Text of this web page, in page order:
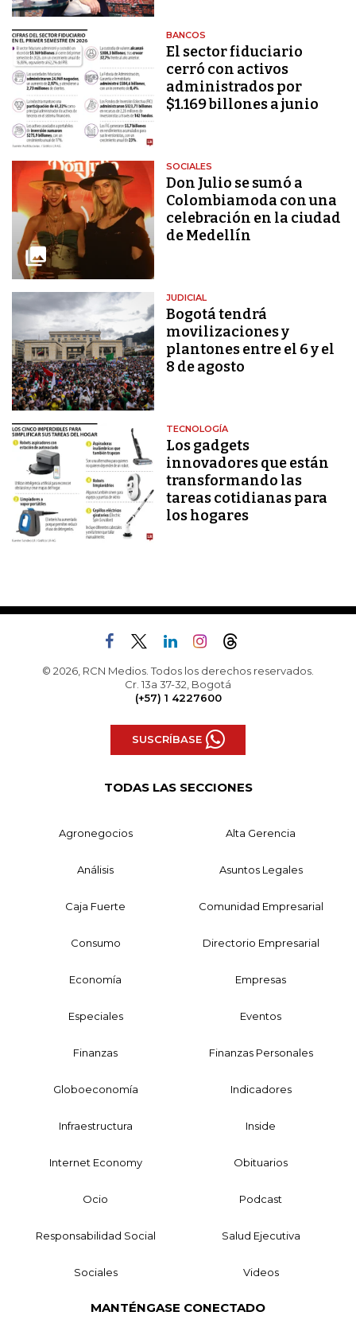
BANCOS
El sector fiduciario
cerró con activos
administrados por
$1.169 billones a junio
SOCIALES
Don Julio se sumó a
Colombiamoda con una
celebración en la ciudad
de Medellín
JUDICIAL
Bogotá tendrá
movilizaciones y
plantones entre el 6 y el
8 de agosto
TECNOLOGÍA
Los gadgets
innovadores que están
transformando las
tareas cotidianas para
los hogares
© 2026, RCN Medios. Todos los derechos reservados.
Cr. 13a 37-32, Bogotá
(+57) 1 4227600
SUSCRÍBASE
TODAS LAS SECCIONES
Agronegocios Alta Gerencia
Análisis Asuntos Legales
Caja Fuerte Comunidad Empresarial
Consumo Directorio Empresarial
Economía Empresas
Especiales Eventos
Finanzas Finanzas Personales
Globoeconomía Indicadores
Infraestructura Inside
Internet Economy Obituarios
Ocio Podcast
Responsabilidad Social Salud Ejecutiva
Sociales Videos
MANTÉNGASE CONECTADO